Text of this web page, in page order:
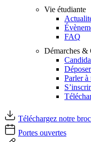
Vie étudiante
FAQ
Démarches &
Parler à
Téléchargez notre
Portes ouvertes